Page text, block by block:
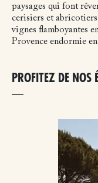
paysages qui font
cerisiers et abricotiers
vignes flamboyantes
Provence endormie
PROFITEZ DE NOS